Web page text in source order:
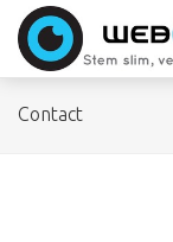
Contact